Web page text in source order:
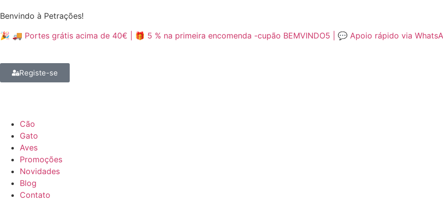
Benvindo à Petrações!
🎉 🚚 Portes grátis acima de 40€ | 🎁 5 % na primeira encomenda -cupão BEMVINDO5 | 💬 Apoio rápido via
Registe-se
Cão
Gato
Aves
Promoções
Novidades
Blog
Contato